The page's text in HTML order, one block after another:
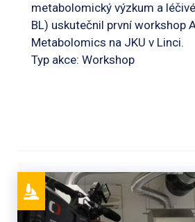
metabolomický výzkum a
BL) uskutečnil první workshop
Metabolomics na JKU v Linci.
Typ akce: Workshop